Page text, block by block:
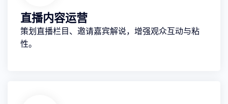
直播内容运营
策划直播栏目、邀请嘉宾解说，增强观众互动与粘
性。